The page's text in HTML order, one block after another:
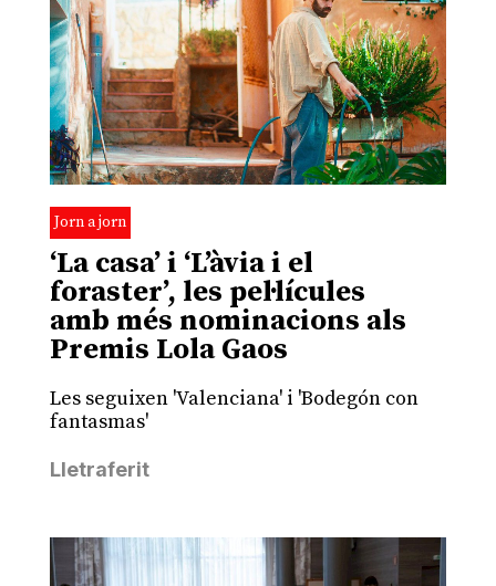
Jorn a jorn
‘La casa’ i ‘L’àvia i el
foraster’, les pel·lícules
amb més nominacions als
Premis Lola Gaos
Les seguixen 'Valenciana' i 'Bodegón con
fantasmas'
Lletraferit